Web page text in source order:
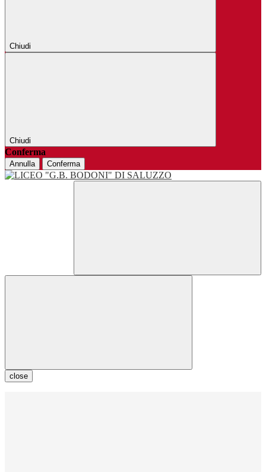
Chiudi
Chiudi
Conferma
Annulla Conferma
close